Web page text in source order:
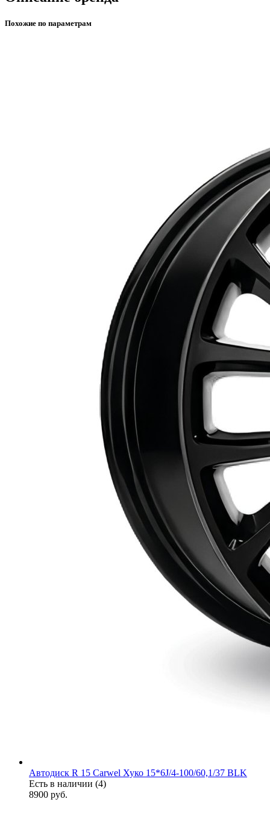
Похожие по параметрам
Автодиск R 15 Carwel Хуко 15*6J/4-100/60,1/37 BLK
Есть в наличии (4)
8900 руб.